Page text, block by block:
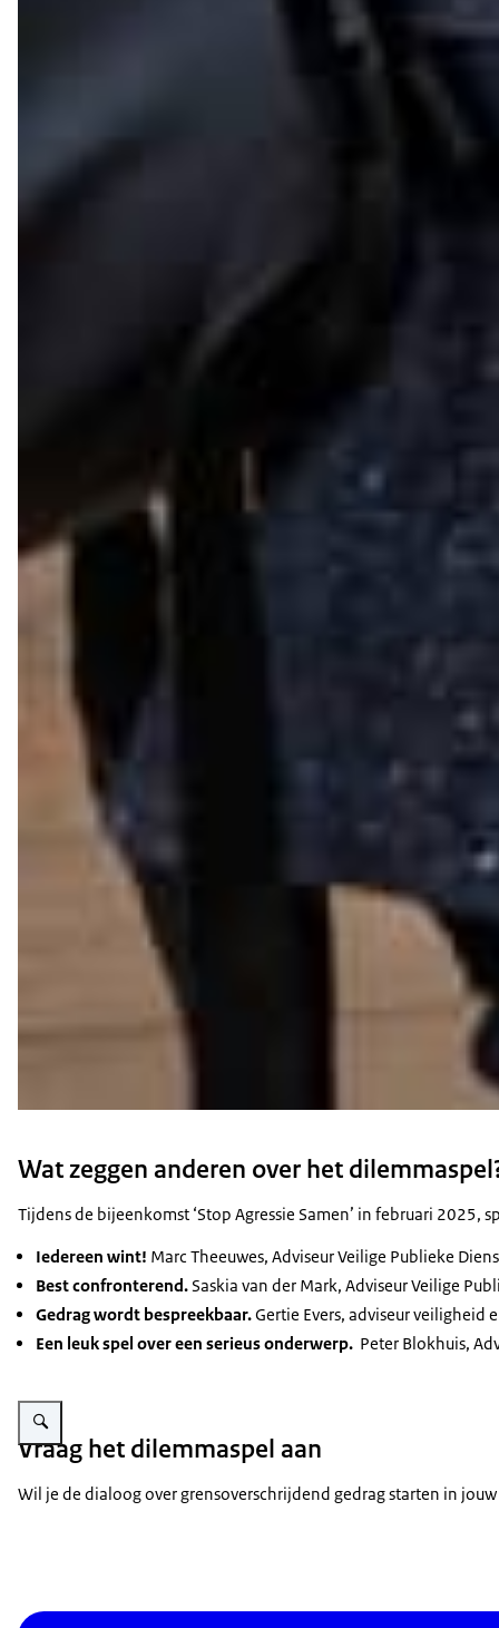
Wat zeggen anderen over het
Tijdens de bijeenkomst ‘Stop Agressie Samen’ in februari
Iedereen wint! Marc Theeuwes, Adviseur Veilige Publieke
Best confronterend.Saskia van der Mark, Adviseur Veilige
Gedrag wordt bespreekbaar.Gertie Evers, adviseur veiligheid
Een leuk spel over een serieus onderwerp. Peter Blokhuis,
Vergroot afbeelding Kaarten uit het dilemmaspel normoverschrijdend
Vraag het dilemmaspel aan
Wil je de dialoog over grensoverschrijdend gedrag starten in